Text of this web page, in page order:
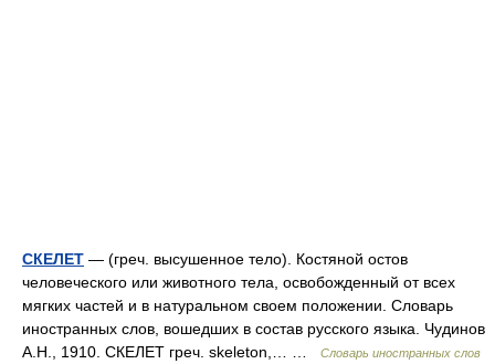
СКЕЛЕТ — (греч. высушенное тело). Костяной остов
человеческого или животного тела, освобожденный от всех
мягких частей и в натуральном своем положении. Словарь
иностранных слов, вошедших в состав русского языка. Чудинов
А.Н., 1910. СКЕЛЕТ греч. skeleton,… …
Словарь иностранных слов